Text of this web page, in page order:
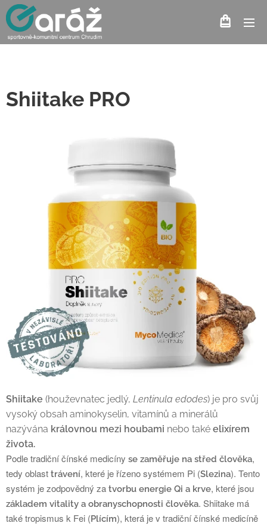
Shiitake PRO
Shiitake (houževnatec jedlý, Lentinula edodes) je pro svůj
vysoký obsah aminokyselin, vitamínů a minerálů
nazývána královnou mezi houbami nebo také elixírem
života.
Podle tradiční čínské medicíny se zaměřuje na střed člověka,
tedy oblast trávení, které je řízeno systémem Pi (Slezina). Tento
systém je zodpovědný za tvorbu energie Qi a krve, které jsou
základem vitality a obranyschopnosti člověka. Shiitake má
také tropismus k Fei (Plícím), která je v tradiční čínské medicíně